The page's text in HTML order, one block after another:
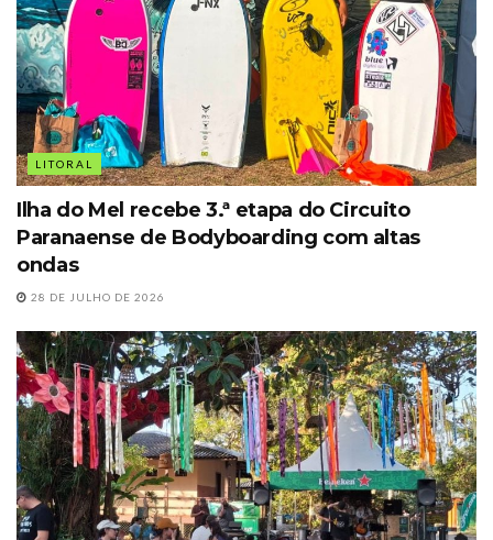
LITORAL
Ilha do Mel recebe 3.ª etapa do Circuito
Paranaense de Bodyboarding com altas
ondas
28 DE JULHO DE 2026